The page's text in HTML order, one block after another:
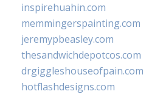
inspirehuahin.com
memmingerspainting.com
jeremypbeasley.com
thesandwichdepotcos.com
drgiggleshouseofpain.com
hotflashdesigns.com